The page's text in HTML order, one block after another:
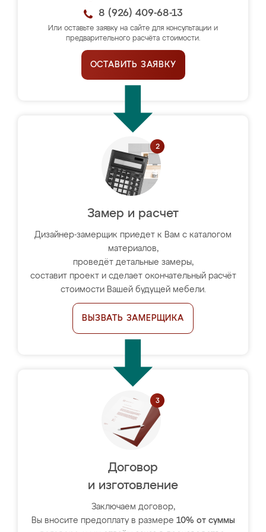
8 (926) 409-68-13
Или оставьте заявку на сайте для консультации и
предварительного расчёта стоимости.
ОСТАВИТЬ ЗАЯВКУ
Замер и расчет
Дизайнер-замерщик приедет к Вам с каталогом
материалов,
проведёт детальные замеры,
составит проект и сделает окончательный расчёт
стоимости Вашей будущей мебели.
ВЫЗВАТЬ ЗАМЕРЩИКА
Договор
и изготовление
Заключаем договор,
Вы вносите предоплату в размере 10% от суммы